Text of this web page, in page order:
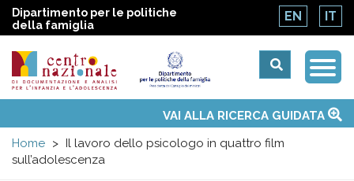
Dipartimento per le politiche
della famiglia
EN IT
Centro
nazionale
menu
Temi
Attività
Convenzione ONUVAI ALLA RICERCA GUIDATA
Home
Il lavoro dello psicologo in quattro film
sull’adolescenza